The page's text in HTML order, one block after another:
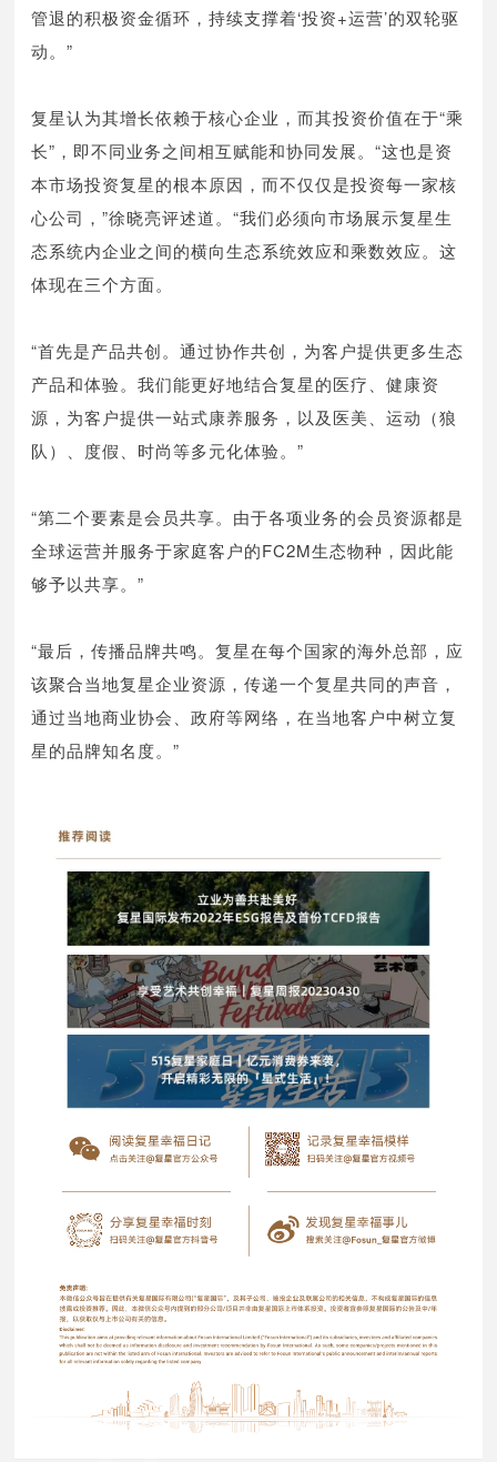
管退的积极资金循环，持续支撑着‘投资+运营’的双轮驱
动。”
复星认为其增长依赖于核心企业，而其投资价值在于“乘
长”，即不同业务之间相互赋能和协同发展。“这也是资
本市场投资复星的根本原因，而不仅仅是投资每一家核
心公司，”徐晓亮评述道。“我们必须向市场展示复星生
态系统内企业之间的横向生态系统效应和乘数效应。这
体现在三个方面。
“首先是产品共创。通过协作共创，为客户提供更多生态
产品和体验。我们能更好地结合复星的医疗、健康资
源，为客户提供一站式康养服务，以及医美、运动（狼
队）、度假、时尚等多元化体验。”
“第二个要素是会员共享。由于各项业务的会员资源都是
全球运营并服务于家庭客户的FC2M生态物种，因此能
够予以共享。”
“最后，传播品牌共鸣。复星在每个国家的海外总部，应
该聚合当地复星企业资源，传递一个复星共同的声音，
通过当地商业协会、政府等网络，在当地客户中树立复
星的品牌知名度。”